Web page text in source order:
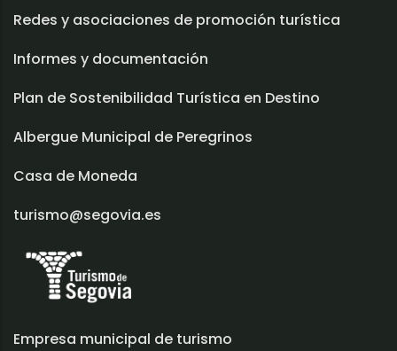
Redes y asociaciones de promoción turística
Informes y documentación
Plan de Sostenibilidad Turística en Destino
Albergue Municipal de Peregrinos
Casa de Moneda
turismo@segovia.es
Empresa municipal de turismo